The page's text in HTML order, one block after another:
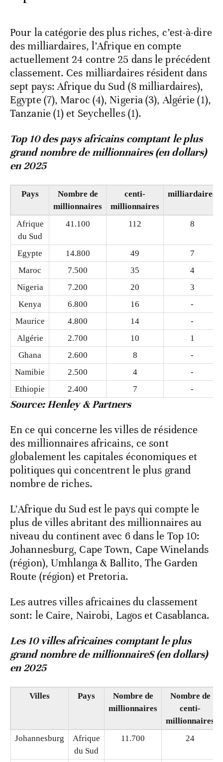
Pour la catégorie des plus riches, c’est-à-dire
des milliardaires, l’Afrique en compte
actuellement 24 contre 25 dans le précédent
classement. Ces milliardaires résident dans
sept pays: Afrique du Sud (8 milliardaires),
Egypte (7), Maroc (4), Nigeria (3), Algérie (1),
Tanzanie (1) et Seychelles (1).
Top 10 des pays africains comptant le plus
grand nombre de millionnaires (en dollars)
en 2025
Pays
Nombre de
millionnaires
centi-
millionnaires
milliardaires
Afrique
du Sud
41.100 112 8
Egypte 14.800 49
7
Maroc
7.500 35
4
Nigeria
7.200 20
3
Kenya
6.800 16
-
Maurice
4.800 14
-
Algérie
2.700 10
1
Ghana
2.600 8
-
Namibie
2.500 4
-
Ethiopie
2.400 7 -
Source: Henley & Partners
En ce qui concerne les villes de résidence
des millionnaires africains, ce sont
globalement les capitales économiques et
politiques qui concentrent le plus grand
nombre de riches.
L’Afrique du Sud est le pays qui compte le
plus de villes abritant des millionnaires au
niveau du continent avec 6 dans le Top 10:
Johannesburg, Cape Town, Cape Winelands
(région), Umhlanga & Ballito, The Garden
Route (région) et Pretoria.
Les autres villes africaines du classement
sont: le Caire, Nairobi, Lagos et Casablanca.
Les 10 villes africaines comptant le plus
grand nombre de millionnaireS (en dollars)
en 2025
Villes Pays
Nombre de
millionnaires
Nombre de
centi-
millionnaires
Johannesburg
Afrique
du Sud
11.700 24